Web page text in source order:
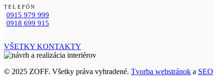
TELEFÓN
0915 979 999
0918 699 915
VŠETKY KONTAKTY
© 2025 ZOFF. Všetky práva vyhradené. Tvorba webstránok a SEO